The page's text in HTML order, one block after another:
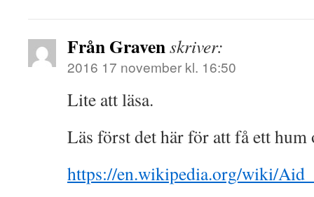
Från Gravenskriver:
2016 17 november kl. 16:50
Lite att läsa.
Läs först det här för att få ett
https://en.wikipedia.org/wiki/